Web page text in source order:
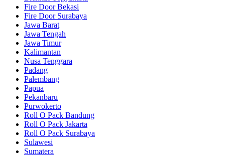
Fire Door Bekasi
Fire Door Surabaya
Jawa Barat
Jawa Tengah
Jawa Timur
Kalimantan
Nusa Tenggara
Padang
Palembang
Papua
Pekanbaru
Purwokerto
Roll O Pack Bandung
Roll O Pack Jakarta
Roll O Pack Surabaya
Sulawesi
Sumatera